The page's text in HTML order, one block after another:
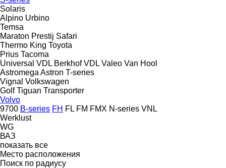
Solaris
Alpino Urbino
Temsa
Maraton Prestij Safari
Thermo King Toyota
Prius Tacoma
Universal VDL Berkhof VDL Valeo Van Hool
Astromega Astron T-series
Vignal Volkswagen
Golf Tiguan Transporter
Volvo
9700 B-series FH FL FM FMX N-series VNL
Werklust
WG
ВАЗ
показать все
Место расположения
Поиск по радиусу